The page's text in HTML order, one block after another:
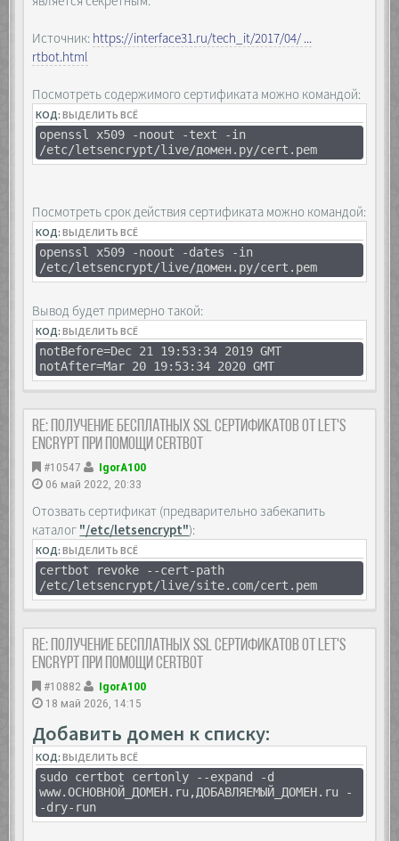
Источник: https://interface31.ru/tech_it/2017/04/ ...
rtbot.html
Посмотреть содержимого сертификата можно командой:
КОД:ВЫДЕЛИТЬ ВСЁ
openssl x509 -noout -text -in
/etc/letsencrypt/live/домен.ру/cert.pem
Посмотреть срок действия сертификата можно командой:
КОД:ВЫДЕЛИТЬ ВСЁ
openssl x509 -noout -dates -in
/etc/letsencrypt/live/домен.ру/cert.pem
Вывод будет примерно такой:
КОД:ВЫДЕЛИТЬ ВСЁ
notBefore=Dec 21 19:53:34 2019 GMT
notAfter=Mar 20 19:53:34 2020 GMT
Re: Получение бесплатных SSL сертификатов от Let's
Encrypt при помощи Certbot
#10547
IgorA100
06 май 2022, 20:33
Отозвать сертификат (предварительно забекапить
каталог "/etc/letsencrypt"):
КОД:ВЫДЕЛИТЬ ВСЁ
certbot revoke --cert-path
/etc/letsencrypt/live/site.com/cert.pem
Re: Получение бесплатных SSL сертификатов от Let's
Encrypt при помощи Certbot
#10882
IgorA100
18 май 2026, 14:15
Добавить домен к списку:
КОД:ВЫДЕЛИТЬ ВСЁ
sudo certbot certonly --expand -d
www.ОСНОВНОЙ_ДОМЕН.ru,ДОБАВЛЯЕМЫЙ_ДОМЕН.ru -
-dry-run